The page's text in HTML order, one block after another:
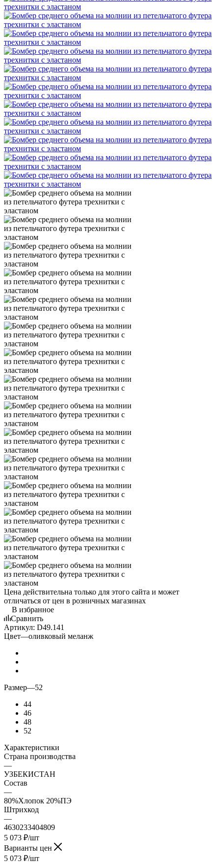
Цена действительна только для этого сайта и может
отличаться от цен в розничных магазинах
В избранное
Сравнить
Артикул: D49.141
Цвет—оливковый меланж
Размер—52
44
46
48
52
Характеристики
Страна производства
—
УЗБЕКИСТАН
Состав
—
80%Хлопок 20%ПЭ
Штрихкод
—
4630233404809
5 073 ₽/шт
Варианты цен
5 073 ₽/шт